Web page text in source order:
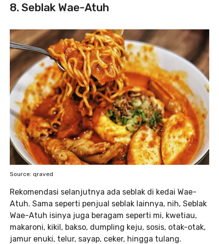
8. Seblak Wae-Atuh
Source: qraved
Rekomendasi selanjutnya ada seblak di kedai Wae-
Atuh. Sama seperti penjual seblak lainnya, nih, Seblak
Wae-Atuh isinya juga beragam seperti mi, kwetiau,
makaroni, kikil, bakso, dumpling keju, sosis, otak-otak,
jamur enuki, telur, sayap, ceker, hingga tulang.